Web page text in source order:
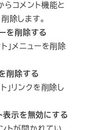
コメント機能と
除します。
を削除する
」メニューを削除
削除する
」リンクを削除し
表示を無効にする